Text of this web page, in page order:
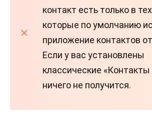
контакт есть только в
которые по умолчанию
приложение контактов
Если у вас установлены
классические «Контакты
ничего не получится.